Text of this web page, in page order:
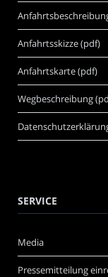
Anfahrtsskizze (pdf)
Anfahrtskarte (pdf)
Wegbeschreibung
SERVICE
Media
Pressemitteilung